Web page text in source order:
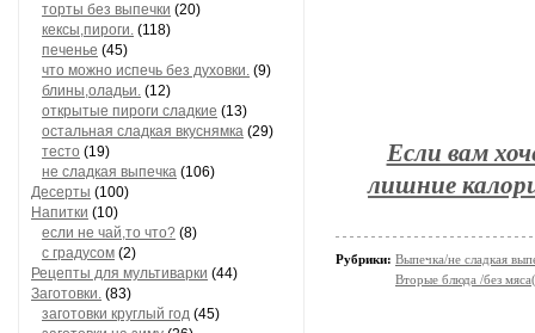
торты без выпечки (20)
кексы,пироги. (118)
печенье (45)
что можно испечь без духовки. (9)
блины,оладьи. (12)
открытые пироги сладкие (13)
остальная сладкая вкуснямка (29)
тесто (19)
не сладкая выпечка (106)
Десерты (100)
Напитки (10)
если не чай,то что? (8)
с градусом (2)
Рецепты для мультиварки (44)
Заготовки. (83)
заготовки круглый год (45)
Если вам
лишние
Рубрики: Выпечка/не сладкая
Вторые блюда /без